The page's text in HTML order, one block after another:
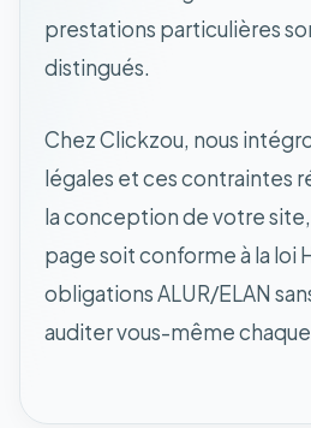
prestations particulières
distingués.
Chez Clickzou, nous
légales et ces contraintes
la conception de votre
page soit conforme à la loi
obligations ALUR/ELAN
auditer vous-même